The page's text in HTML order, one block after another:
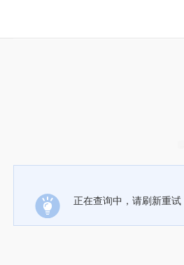
正在查询中，请刷新重试